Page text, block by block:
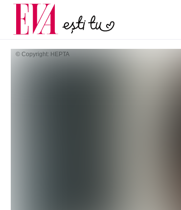
© Copyright: HEPTA
Carieră
Actualitate
pe